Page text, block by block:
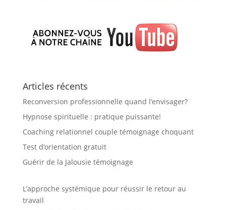
Articles récents
Reconversion professionnelle quand l’envisager?
Hypnose spirituelle : pratique puissante!
Coaching relationnel couple témoignage choquant
Test d’orientation gratuit
Guérir de la Jalousie témoignage
L’approche systémique pour réussir le retour au
travail